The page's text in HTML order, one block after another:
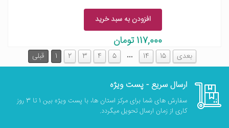
افزودن به سبد خرید
117,000 تومان
قبلی 1 2 3 4 5 … 14 15 بعدی
ارسال سریع - پست ویژه
سفارش های شما برای مرکز استان ها، با پست ویژه بین 1 تا 3 روز
کاری از زمان ارسال تحویل میگردد.